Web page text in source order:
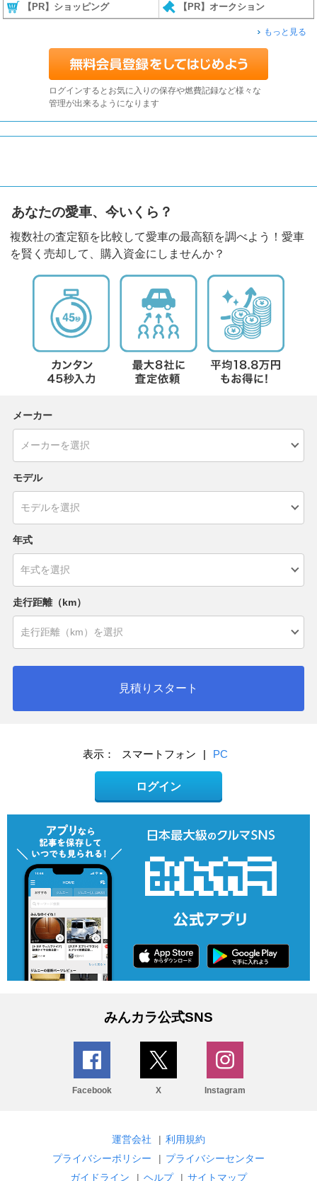
【PR】ショッピング 【PR】オークション
もっと見る
ログインするとお気に入りの保存や燃費記録など様々な
管理が出来るようになります
あなたの愛車、今いくら？
複数社の査定額を比較して愛車の最高額を調べよう！愛車
を賢く売却して、購入資金にしませんか？
メーカー
モデル
年式
走行距離（km）
見積りスタート
表示： スマートフォン | PC
ログイン
みんカラ公式SNS
Facebook X Instagram
運営会社 | 利用規約
プライバシーポリシー
| プライバシーセンター
ガイドライン
| ヘルプ | サイトマップ